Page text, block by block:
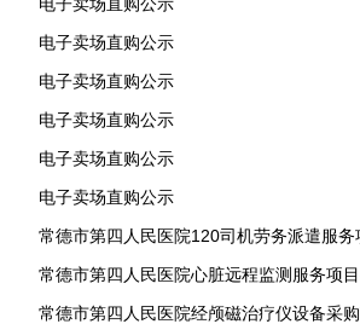
电子卖场直购公示
电子卖场直购公示
电子卖场直购公示
电子卖场直购公示
电子卖场直购公示
常德市第四人民医院120司机劳务派遣服
常德市第四人民医院心脏远程监测服务项
常德市第四人民医院经颅磁治疗仪设备采